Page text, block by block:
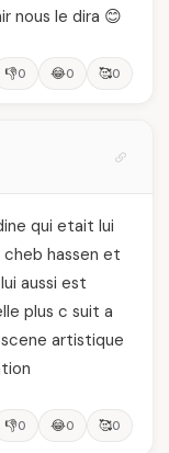
nous le dira 😊
👎0 😂0 🥰0
qui etait lui
hassen et
aussi est
plus c suit a
artistique
👎0 😂0 🥰0